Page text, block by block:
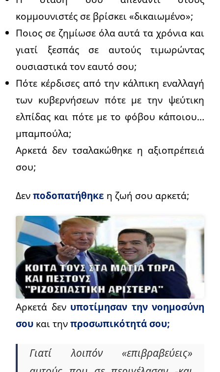
κομμουνιστές σε βρίσκει «δικαιωμένο»;
Ποιος σε ζημίωσε όλα αυτά τα χρόνια και
γιατί ξεσπάς σε αυτούς τιμωρώντας
ουσιαστικά τον εαυτό σου;
Πότε κέρδισες από την κάλπικη εναλλαγή
των κυβερνήσεων πότε με την ψεύτικη
ελπίδας και πότε με το φόβου κάποιου…
μπαμπούλα;
Αρκετά δεν τσαλακώθηκε η αξιοπρέπειά
σου;
Δενποδοπατήθηκε η ζωή σου αρκετά;
Αρκετά δεν υποτίμησαν την νοημοσύνη
σου και τηνπροσωπικότητά σου;
Γιατί λοιπόν «επιβραβεύεις»